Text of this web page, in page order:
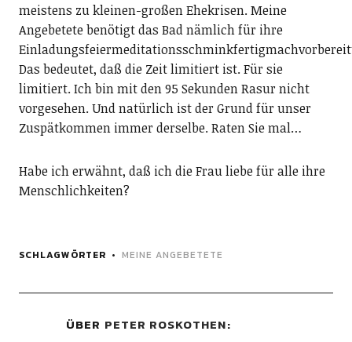
meistens zu kleinen-großen Ehekrisen. Meine
Angebetete benötigt das Bad nämlich für ihre
Das bedeutet, daß die Zeit limitiert ist. Für sie
limitiert. Ich bin mit den 95 Sekunden Rasur nicht
vorgesehen. Und natürlich ist der Grund für unser
Zuspätkommen immer derselbe. Raten Sie mal…
Habe ich erwähnt, daß ich die Frau liebe für alle ihre
Menschlichkeiten?
SCHLAGWÖRTER MEINE ANGEBETETE
ÜBER PETER ROSKOTHEN